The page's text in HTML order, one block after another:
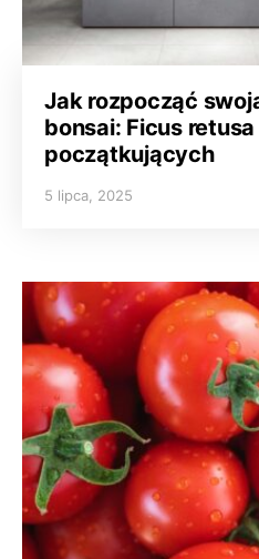
Jak rozpocząć
bonsai: Ficus
początkujących
5 lipca, 2025